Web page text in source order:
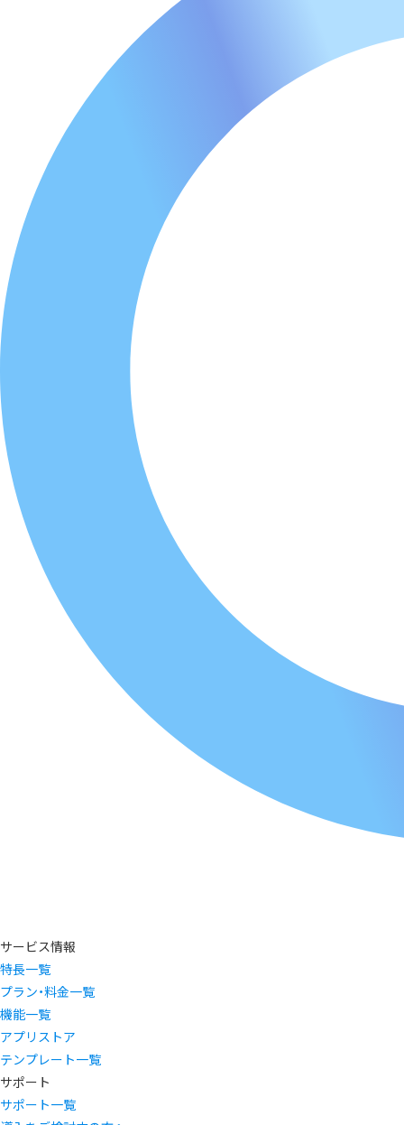
サービス情報
特長一覧
プラン・料金一覧
機能一覧
アプリストア
テンプレート一覧
サポート
サポート一覧